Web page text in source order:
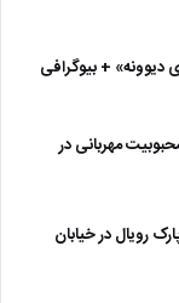
دیوونه» + بیوگرافی
مهربانی در
رویال در خیابان